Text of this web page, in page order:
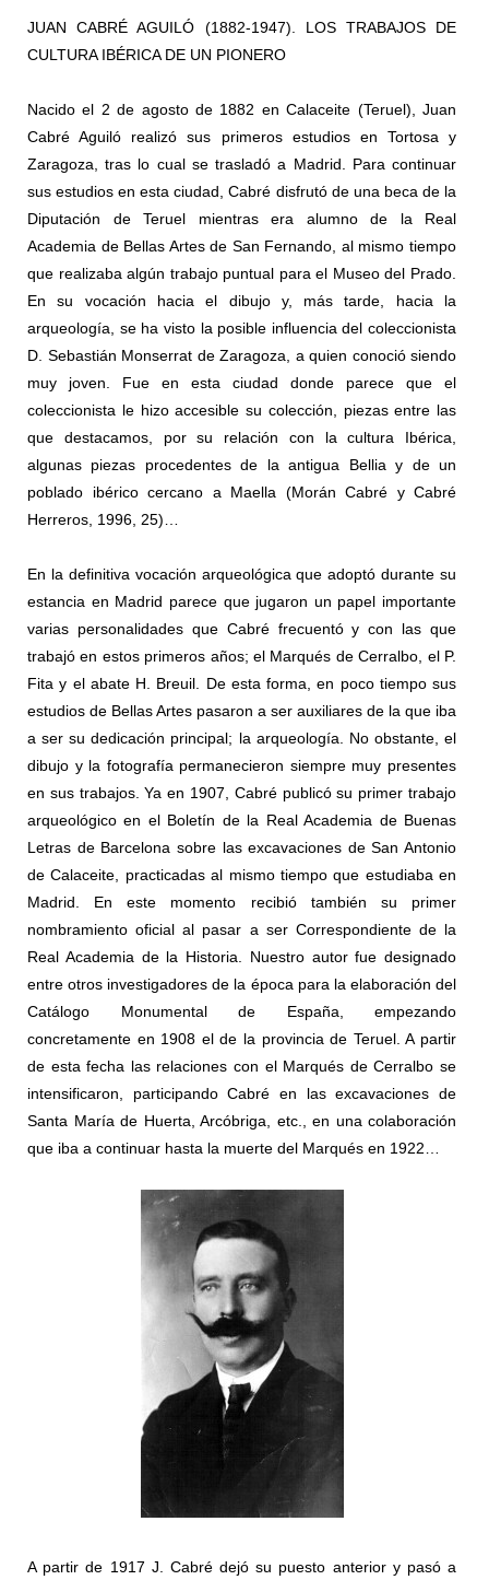
JUAN CABRÉ AGUILÓ (1882-1947). LOS TRABAJOS DE
CULTURA IBÉRICA DE UN PIONERO
Nacido el 2 de agosto de 1882 en Calaceite (Teruel), Juan
Cabré Aguiló realizó sus primeros estudios en Tortosa y
Zaragoza, tras lo cual se trasladó a Madrid. Para continuar
sus estudios en esta ciudad, Cabré disfrutó de una beca de la
Diputación de Teruel mientras era alumno de la Real
Academia de Bellas Artes de San Fernando, al mismo tiempo
que realizaba algún trabajo puntual para el Museo del Prado.
En su vocación hacia el dibujo y, más tarde, hacia la
arqueología, se ha visto la posible influencia del coleccionista
D. Sebastián Monserrat de Zaragoza, a quien conoció siendo
muy joven. Fue en esta ciudad donde parece que el
coleccionista le hizo accesible su colección, piezas entre las
que destacamos, por su relación con la cultura Ibérica,
algunas piezas procedentes de la antigua Bellia y de un
poblado ibérico cercano a Maella (Morán Cabré y Cabré
Herreros, 1996, 25)…
En la definitiva vocación arqueológica que adoptó durante su
estancia en Madrid parece que jugaron un papel importante
varias personalidades que Cabré frecuentó y con las que
trabajó en estos primeros años; el Marqués de Cerralbo, el P.
Fita y el abate H. Breuil. De esta forma, en poco tiempo sus
estudios de Bellas Artes pasaron a ser auxiliares de la que iba
a ser su dedicación principal; la arqueología. No obstante, el
dibujo y la fotografía permanecieron siempre muy presentes
en sus trabajos. Ya en 1907, Cabré publicó su primer trabajo
arqueológico en el Boletín de la Real Academia de Buenas
Letras de Barcelona sobre las excavaciones de San Antonio
de Calaceite, practicadas al mismo tiempo que estudiaba en
Madrid. En este momento recibió también su primer
nombramiento oficial al pasar a ser Correspondiente de la
Real Academia de la Historia. Nuestro autor fue designado
entre otros investigadores de la época para la elaboración del
Catálogo Monumental de España, empezando
concretamente en 1908 el de la provincia de Teruel. A partir
de esta fecha las relaciones con el Marqués de Cerralbo se
intensificaron, participando Cabré en las excavaciones de
Santa María de Huerta, Arcóbriga, etc., en una colaboración
que iba a continuar hasta la muerte del Marqués en 1922…
A partir de 1917 J. Cabré dejó su puesto anterior y pasó a